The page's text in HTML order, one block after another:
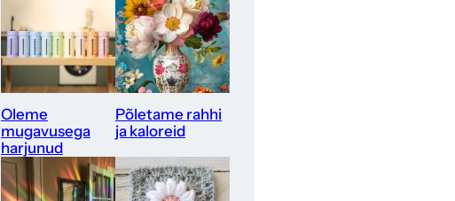
Oleme
mugavusega
harjunud
Põletame rahhi
ja kaloreid